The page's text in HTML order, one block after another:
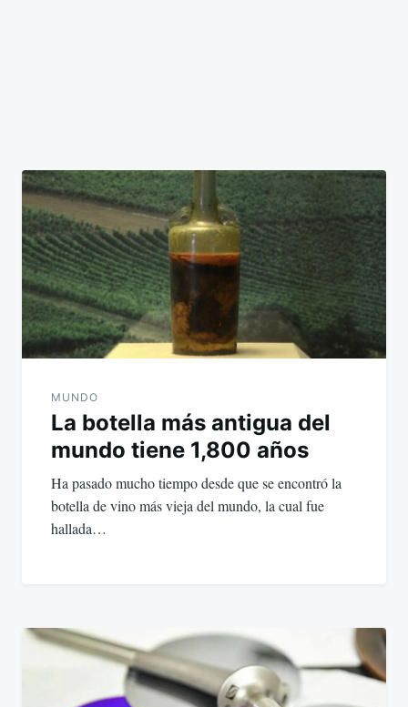
MUNDO
La botella más antigua del
mundo tiene 1,800 años
Ha pasado mucho tiempo desde que se encontró la
botella de vino más vieja del mundo, la cual fue
hallada…